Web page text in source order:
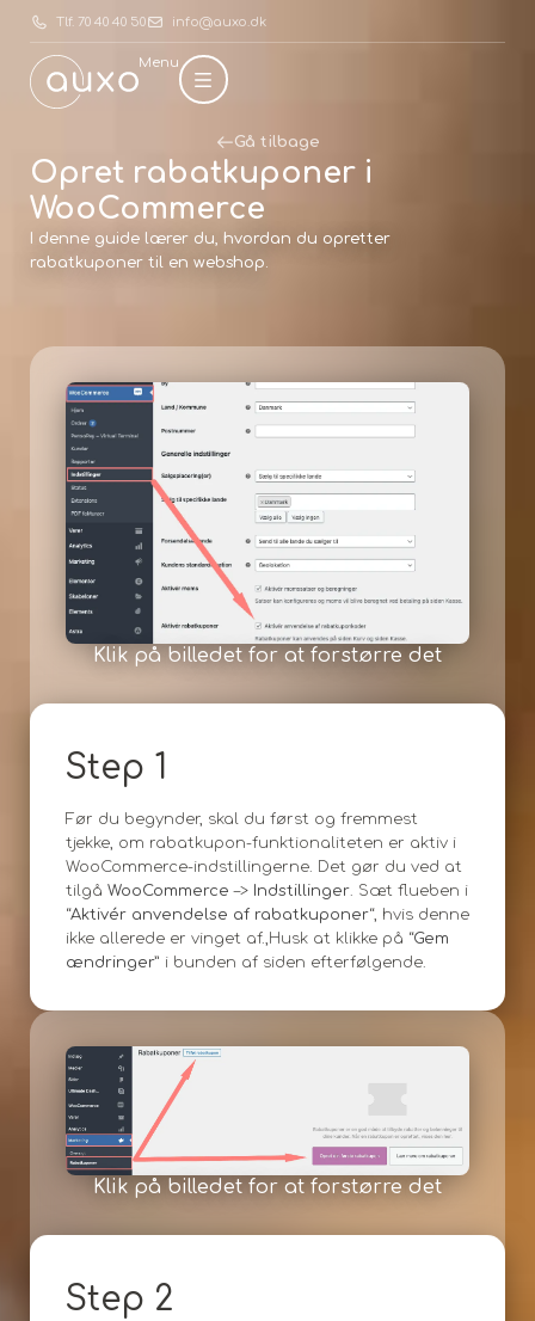
Tlf. 70 40 40 50 info@auxo.dk
Menu
Gå tilbage
Opret rabatkuponer i
WooCommerce
I denne guide lærer du, hvordan du opretter
rabatkuponer til en webshop.
Step 1
Før du begynder, skal du først og fremmest
tjekke, om rabatkupon-funktionaliteten er aktiv i
WooCommerce-indstillingerne. Det gør du ved at
tilgå WooCommerce –> Indstillinger . Sæt flueben i
“Aktivér anvendelse af rabatkuponer“, hvis denne
ikke allerede er vinget af.,Husk at klikke på “Gem
ændringer” i bunden af siden efterfølgende.
Klik på billedet for at forstørre det
Step 2
Klik på billedet for at forstørre det